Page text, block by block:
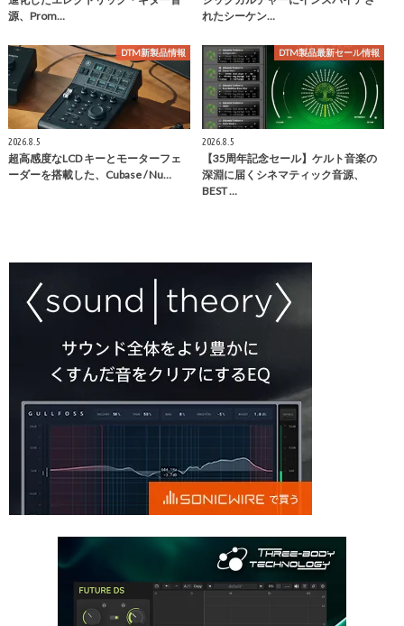
源、Prom…
れたシーケン…
DTM新製品情報
2026.8.5
超⾼感度なLCD キーとモーターフェ
ーダーを搭載した、Cubase / Nu…
DTM製品最新セール情報
2026.8.5
【35周年記念セール】ケルト音楽の
深淵に届くシネマティック音源、
BEST …